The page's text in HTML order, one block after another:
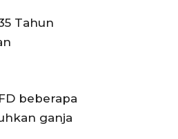
Tahun
beberapa
ganja